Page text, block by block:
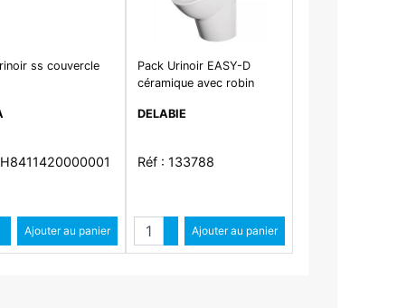
ss couvercle
Augmenter quantité
Diminuer quantité
Ajouter au panier
Pack Urinoir EASY-D
céramique avec robin
DELABIE
Réf : 133788
QuantitéAugmenter quantité
Diminuer quantité
Ajouter au panier